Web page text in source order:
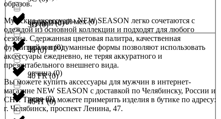
3D (0)
40 (0)
40 FR (0)
40 IT (0)
черный (0)
натуральный мех (0)
нейлон (0)
овчина (0)
перо (0)
образов.
Мужские аксессуары NEW SEASON легко сочетаются с
одеждой из основной коллекции и подходят для любого
сезона. Сдержанная цветовая палитра, качественная
фурнитура и продуманные формы позволяют использовать
аксессуары ежедневно, не теряя аккуратного и
презентабельного внешнего вида.
Вы можете купить аксессуары для мужчин в интернет-
магазине NEW SEASON с доставкой по Челябинску, России и
СНГ. Также вы можете примерить изделия в бутике по адресу:
г. Челябинск, проспект Ленина, 47.